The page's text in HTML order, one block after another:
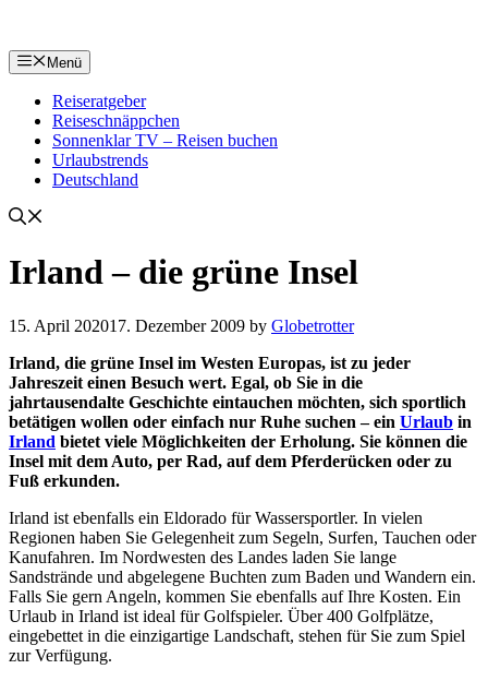
Menü
Reiseratgeber
Reiseschnäppchen
Sonnenklar TV – Reisen buchen
Urlaubstrends
Deutschland
Irland – die grüne Insel
15. April 202017. Dezember 2009 by Globetrotter
Irland, die grüne Insel im Westen Europas, ist zu jeder
Jahreszeit einen Besuch wert. Egal, ob Sie in die
jahrtausendalte Geschichte eintauchen möchten, sich sportlich
betätigen wollen oder einfach nur Ruhe suchen – ein Urlaub in
Irland bietet viele Möglichkeiten der Erholung. Sie können die
Insel mit dem Auto, per Rad, auf dem Pferderücken oder zu
Fuß erkunden.
Irland ist ebenfalls ein Eldorado für Wassersportler. In vielen
Regionen haben Sie Gelegenheit zum Segeln, Surfen, Tauchen oder
Kanufahren. Im Nordwesten des Landes laden Sie lange
Sandstrände und abgelegene Buchten zum Baden und Wandern ein.
Falls Sie gern Angeln, kommen Sie ebenfalls auf Ihre Kosten. Ein
Urlaub in Irland ist ideal für Golfspieler. Über 400 Golfplätze,
eingebettet in die einzigartige Landschaft, stehen für Sie zum Spiel
zur Verfügung.